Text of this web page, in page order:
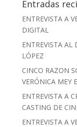
Entradas
ENTREVISTA A
DIGITAL
ENTREVISTA AL
LÓPEZ
CINCO RAZON
VERÓNICA MEY
ENTREVISTA A
CASTING DE
ENTREVISTA A